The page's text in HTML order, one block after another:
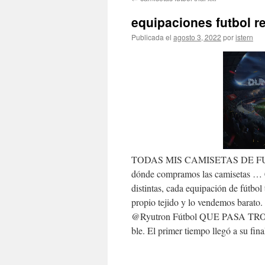
contenido
equipaciones futbol
Publicada el agosto 3, 2022 poristern
TODAS MIS CAMISETAS DE
dónde compramos las camisetas
distintas, cada equipación de
propio tejido y lo vendemos
@Ryutron Fútbol QUE PASA
ble. El primer tiempo llegó a su